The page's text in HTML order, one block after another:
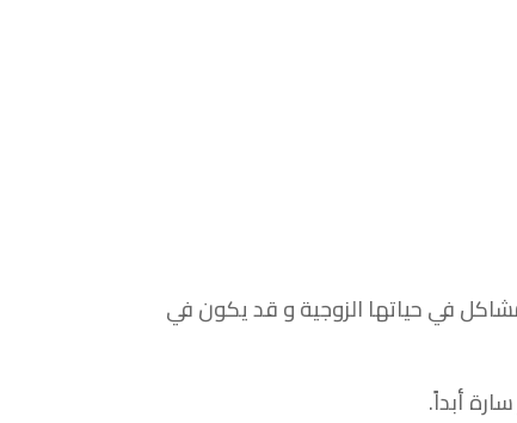
في حياتها الزوجية و قد يكون في
أبداً.